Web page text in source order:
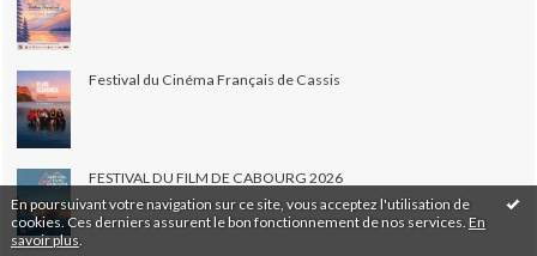
En poursuivant votre navigation sur ce site, vous acceptez l'utilisation de
cookies. Ces derniers assurent le bon fonctionnement de nos services. En
savoir plus
Festival du Cinéma Français de Cassis
FESTIVAL DU FILM DE CABOURG 2026